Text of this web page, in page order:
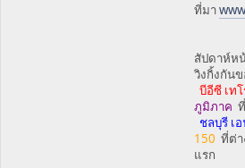
ที่มา
สัปดาห์ห
วิงกิ้งกัน
บีอีซี เท
ภูมิภาค
ชลบุรี เ
150 ที่ต่
แรก